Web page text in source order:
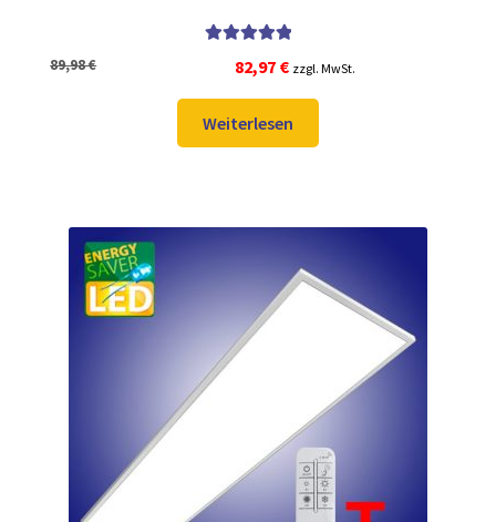
von 5
89,98€
Ursprünglicher
war:
89,98 €
82,97 €Aktueller
ist:
82,97 €.
zzgl. MwSt.
Weiterlesen